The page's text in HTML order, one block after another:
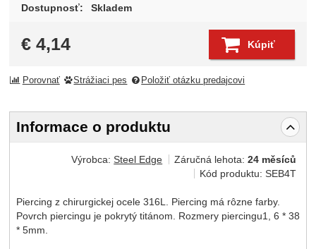
Dostupnosť: Skladem
€ 4,14 Kúpiť
Porovnať Strážiaci pes Položiť otázku predajcovi
Informace o produktu
Výrobca:Steel Edge Záručná lehota:24 měsíců
Kód produktu:SEB4T
Piercing z chirurgickej ocele 316L. Piercing má rôzne farby.
Povrch piercingu je pokrytý titánom. Rozmery piercingu1, 6 * 38
* 5mm.